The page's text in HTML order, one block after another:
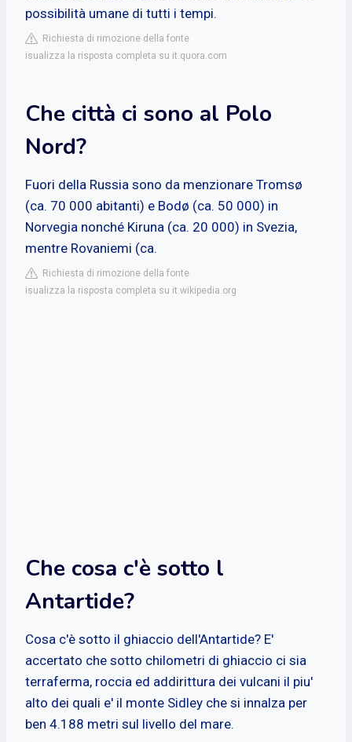
possibilità umane di tutti i tempi.
Richiesta di rimozione della fonte
isualizza la risposta completa su it.quora.com
Che città ci sono al Polo
Nord?
Fuori della Russia sono da menzionare Tromsø
(ca. 70 000 abitanti) e Bodø (ca. 50 000) in
Norvegia nonché Kiruna (ca. 20 000) in Svezia,
mentre Rovaniemi (ca.
Richiesta di rimozione della fonte
isualizza la risposta completa su it.wikipedia.org
Che cosa c'è sotto l
Antartide?
Cosa c'è sotto il ghiaccio dell'Antartide? E'
accertato che sotto chilometri di ghiaccio ci sia
terraferma, roccia ed addirittura dei vulcani il piu'
alto dei quali e' il monte Sidley che si innalza per
ben 4.188 metri sul livello del mare.